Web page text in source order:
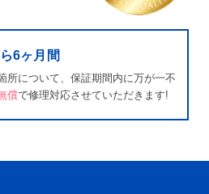
6ヶ月間
所について、保証期間内に万が一不
償で修理対応させていただきます!